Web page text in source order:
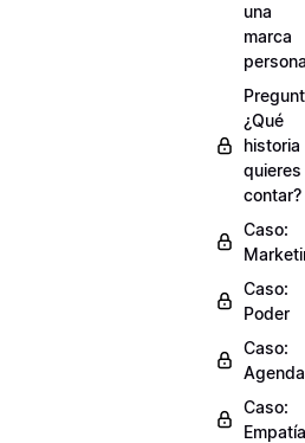
una
marca
¿Qué
historia
quieres
contar?
Caso:
Caso:
Poder
Caso:
Agenda
Caso:
Empatía